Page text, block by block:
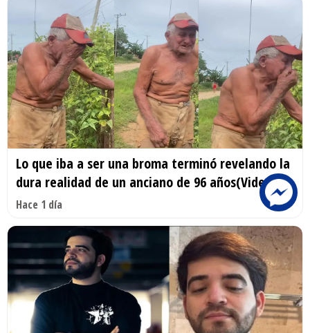
Lo que iba a ser una broma terminó revelando la
dura realidad de un anciano de 96 años(Video)
Hace 1 día